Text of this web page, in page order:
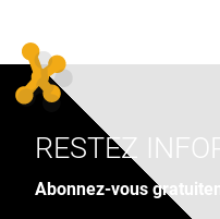
RESTEZ
Abonnez-vous